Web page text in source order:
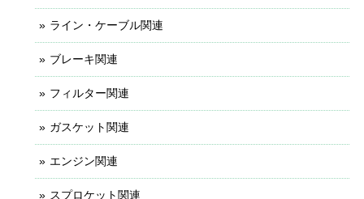
ライン・ケーブル関連
ブレーキ関連
フィルター関連
ガスケット関連
エンジン関連
スプロケット関連